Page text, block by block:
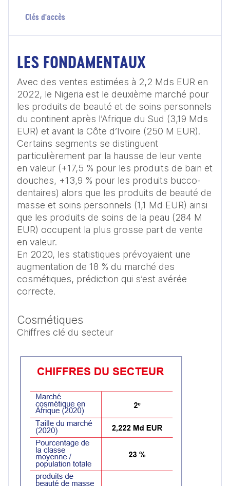
Clés d'accès
LES FONDAMENTAUX
Avec des ventes estimées à 2,2 Mds EUR en
2022, le Nigeria est le deuxième marché pour
les produits de beauté et de soins personnels
du continent après l’Afrique du Sud (3,19 Mds
EUR) et avant la Côte d’Ivoire (250 M EUR).
Certains segments se distinguent
particulièrement par la hausse de leur vente
en valeur (+17,5 % pour les produits de bain et
douches, +13,9 % pour les produits bucco-
dentaires) alors que les produits de beauté de
masse et soins personnels (1,1 Md EUR) ainsi
que les produits de soins de la peau (284 M
EUR) occupent la plus grosse part de vente
en valeur.
En 2020, les statistiques prévoyaient une
augmentation de 18 % du marché des
cosmétiques, prédiction qui s’est avérée
correcte.
Cosmétiques
Chiffres clé du secteur